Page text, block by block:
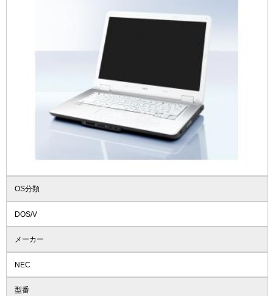
OS分類
DOS/V
メーカー
NEC
型番